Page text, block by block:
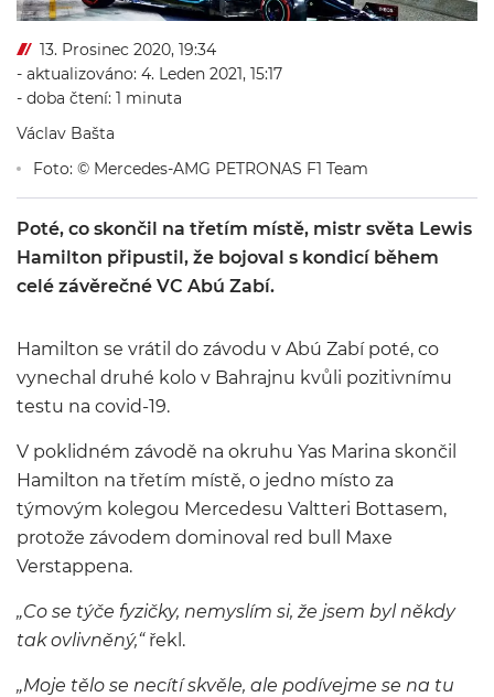
13. Prosinec 2020, 19:34
- aktualizováno: 4. Leden 2021, 15:17
- doba čtení: 1 minuta
Václav Bašta
Foto: © Mercedes-AMG PETRONAS F1 Team
Poté, co skončil na třetím místě, mistr světa Lewis
Hamilton připustil, že bojoval s kondicí během
celé závěrečné VC Abú Zabí.
Hamilton se vrátil do závodu v Abú Zabí poté, co
vynechal druhé kolo v Bahrajnu kvůli pozitivnímu
testu na covid-19.
V poklidném závodě na okruhu Yas Marina skončil
Hamilton na třetím místě, o jedno místo za
týmovým kolegou Mercedesu Valtteri Bottasem,
protože závodem dominoval red bull Maxe
Verstappena.
„Co se týče fyzičky, nemyslím si, že jsem byl někdy
tak ovlivněný,“řekl.
„Moje tělo se necítí skvěle, ale podívejme se na tu